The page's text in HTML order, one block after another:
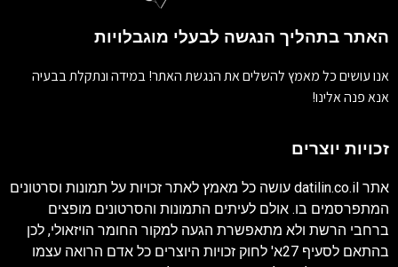
האתר בתהליך הנגשה לבעלי מוגבלויות
אנו עושים כל מאמץ להשלים את הנגשת האתר! במידה ונתקלת בבעיה
אנא פנה אלינו!
זכויות יוצרים
אתר datilin.co.il עושה כל מאמץ לאתר זכויות על תמונות וסרטונים
המתפרסמים בו. אולם לעיתים התמונות והסרטונים מופצים
ברחבי הרשת ולא מתאפשרת הגעה למקור החומר הויזאולי, לכן
בהתאם לסעיף 27א' לחוק זכויות היוצרים כל אדם הרואה עצמו